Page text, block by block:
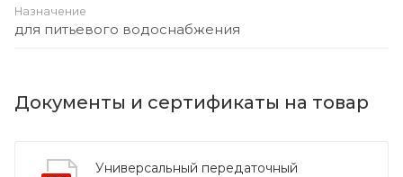
Назначение
для питьевого водоснабжения
Документы и сертификаты на товар
Универсальный передаточный